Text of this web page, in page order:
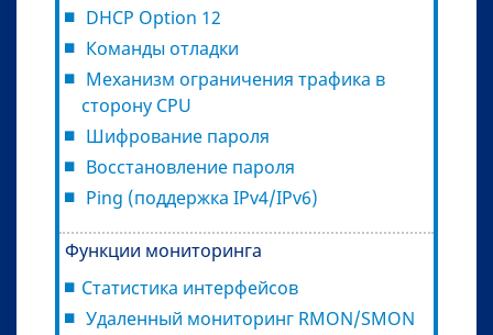
DHCP Option 12
Команды отладки
Механизм ограничения трафика в
сторону CPU
Шифрование пароля
Восстановление пароля
Ping (поддержка IPv4/IPv6)
Функции мониторинга
Статистика интерфейсов
Удаленный мониторинг RMON/SMON